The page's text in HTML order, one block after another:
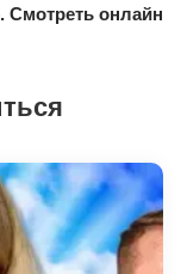
Смотреть онлайн